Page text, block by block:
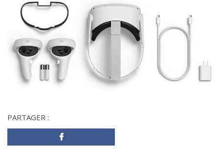
PARTAGER :